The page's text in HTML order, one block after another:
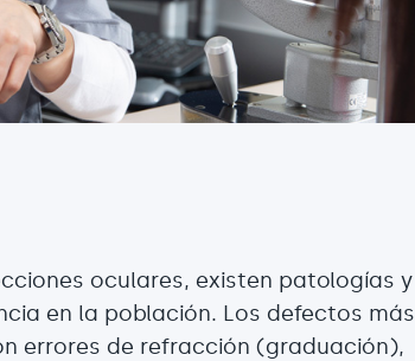
oculares, existen patologías y
en la población. Los defectos más
errores de refracción (graduación),